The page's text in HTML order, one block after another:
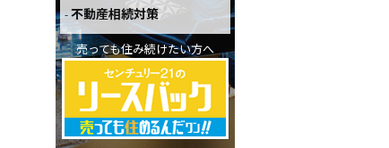
不動産相続対策
売っても住み続けたい方へ